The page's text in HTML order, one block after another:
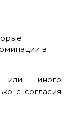
в
или иного
с согласия